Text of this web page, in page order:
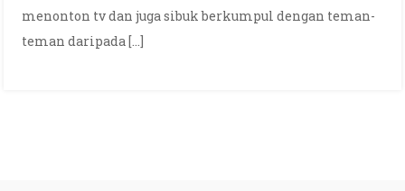
menonton tv dan juga sibuk berkumpul dengan teman-
teman daripada […]